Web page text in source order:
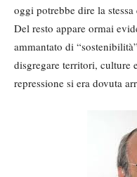
oggi potrebbe dire la stessa
Del resto appare ormai
ammantato di
disgregare territori,
repressione si era dovuta